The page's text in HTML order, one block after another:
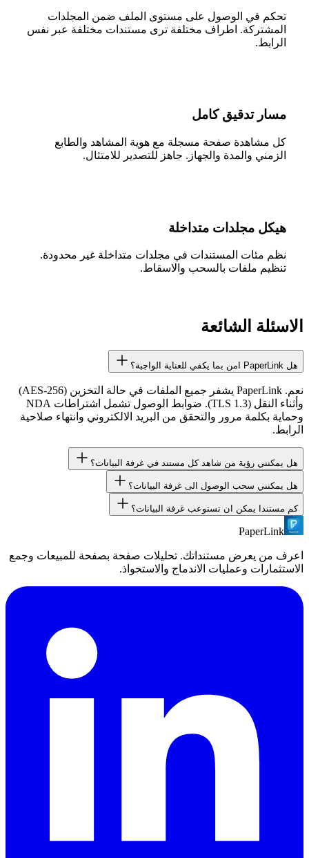
تحكم في الوصول على مستوى الملف ضمن المجلدات
المشتركة. اطراف مختلفة ترى مستندات مختلفة عبر نفس
الرابط.
مسار تدقيق كامل
كل مشاهدة صفحة مسجلة مع هوية المشاهد والطابع
الزمني والمدة والجهاز. جاهز للتصدير للامتثال.
هيكل مجلدات متداخلة
نظم مئات المستندات في مجلدات متداخلة غير محدودة.
تنظيم ملفات بالسحب والاسقاط.
الاسئلة الشائعة
هل PaperLink امن بما يكفي للعناية الواجبة؟
نعم. PaperLink يشفر جميع الملفات في حالة التخزين (AES-256)
وأثناء النقل (TLS 1.3). ضوابط الوصول تشمل اشتراطات NDA
وحماية بكلمة مرور والتحقق من البريد الالكتروني وانتهاء صلاحية
الرابط.
هل يمكنني رؤية من شاهد كل مستند في غرفة البيانات؟
نعم. PaperLink يتتبع كل مشاهد بالبريد الالكتروني، ويعرض
المستندات التي فتحوها والصفحات التي قرؤوها والمدة التي قضوها
ووقت دخولهم للغرفة.
هل يمكنني سحب الوصول الى غرفة البيانات؟
نعم. عطّل اي رابط مشاركة فورا لسحب الوصول. يمكنك ايضا تعيين
تواريخ انتهاء الصلاحية لسحب الوصول تلقائيا.
كم مستندا يمكن ان تستوعب غرفة البيانات؟
تعتمد الحدود على خطتك. راجع صفحة الاسعار او تواصل معنا
PaperLink
اعرف من يعرض مستنداتك. تحليلات صفحة بصفحة للمبيعات وجمع
الاستثمارات وعمليات الاندماج والاستحواذ.